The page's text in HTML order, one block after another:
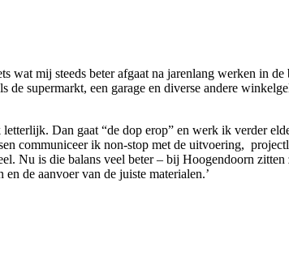
wat mij steeds beter afgaat na jarenlang werken in
supermarkt, een garage en diverse andere
Dan gaat “de dop erop” en werk ik verder
communiceer ik non-stop met de uitvoering,
Nu is die balans veel beter – bij Hoogendoorn zitten
de aanvoer van de juiste materialen.’